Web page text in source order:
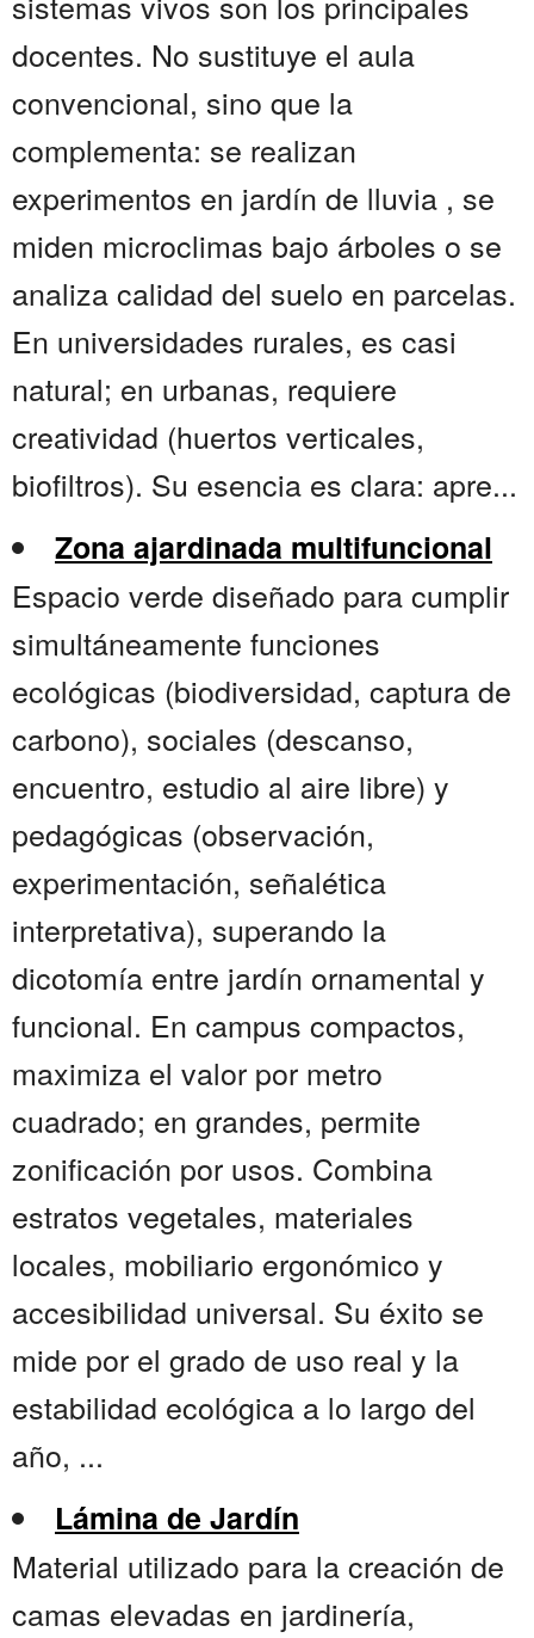
docentes. No sustituye el aula
convencional, sino que la
complementa: se realizan
experimentos en jardín de lluvia , se
miden microclimas bajo árboles o se
analiza calidad del suelo en parcelas.
En universidades rurales, es casi
natural; en urbanas, requiere
creatividad (huertos verticales,
biofiltros). Su esencia es clara: apre...
Zona ajardinada multifuncional
Espacio verde diseñado para cumplir
simultáneamente funciones
ecológicas (biodiversidad, captura de
carbono), sociales (descanso,
encuentro, estudio al aire libre) y
pedagógicas (observación,
experimentación, señalética
interpretativa), superando la
dicotomía entre jardín ornamental y
funcional. En campus compactos,
maximiza el valor por metro
cuadrado; en grandes, permite
zonificación por usos. Combina
estratos vegetales, materiales
locales, mobiliario ergonómico y
accesibilidad universal. Su éxito se
mide por el grado de uso real y la
estabilidad ecológica a lo largo del
año, ...
Lámina de Jardín
Material utilizado para la creación de
camas elevadas en jardinería,